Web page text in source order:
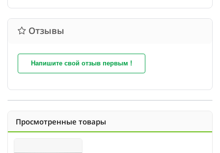
Отзывы
Напишите свой отзыв первым !
Просмотренные товары